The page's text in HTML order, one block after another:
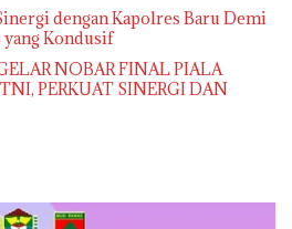
dengan Kapolres Baru Demi
Kondusif
NOBAR FINAL PIALA
PERKUAT SINERGI DAN